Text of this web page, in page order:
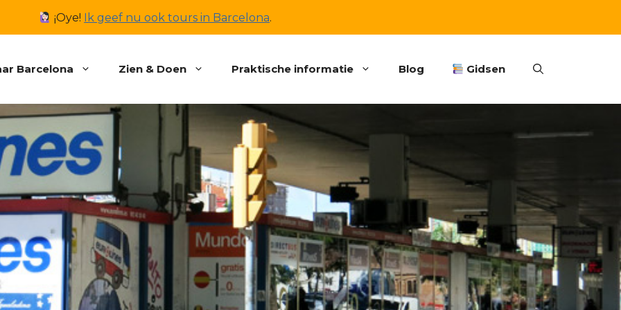
¡Oye! Ik geef nu ook tours in Barcelona.
Barcelona Zien & Doen Praktische informatie Blog Gidsen